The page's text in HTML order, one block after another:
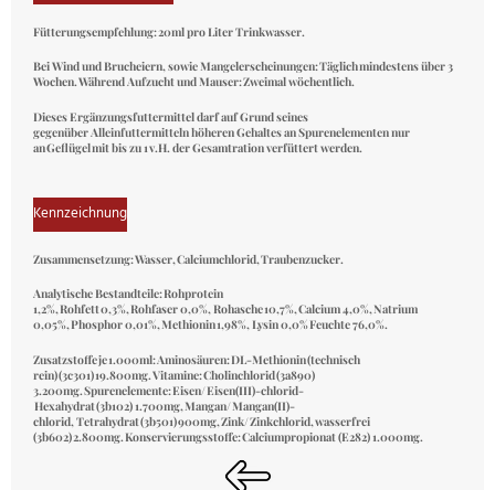
Fütterungsempfehlung:20ml pro Liter Trinkwasser.
Bei Wind und Brucheiern, sowie Mangelerscheinungen:Täglichmindestensüber 3
Wochen.Während Aufzucht und Mauser:Zweimal wöchentlich.
Dieses Ergänzungsfuttermitteldarf auf Grund seines
gegenüberAlleinfuttermitteln höherenGehaltes an Spurenelementen nur
anGeflügelmit bis zu 1v.H. der Gesamtrationverfüttert werden.
Kennzeichnung
Zusammensetzung: Wasser, Calciumchlorid, Traubenzucker.
Analytische Bestandteile: Rohprotein
1,2%, Rohfett 0,3%, Rohfaser 0,0%, Rohasche 10,7%, Calcium 4,0%, Natrium
0,05%, Phosphor 0,01%, Methionin 1,98%, Lysin 0,0% Feuchte 76,0%.
Zusatzstoffe je 1.000ml: Aminosäuren: DL-Methionin (technisch
rein) (3c301) 19.800mg. Vitamine: Cholinchlorid (3a890)
3.200mg. Spurenelemente: Eisen/ Eisen(III)-chlorid-
Hexahydrat (3b102) 1.700mg, Mangan/ Mangan(II)-
chlorid, Tetrahydrat (3b501) 900mg, Zink/ Zinkchlorid, wasserfrei
(3b602) 2.800mg. Konservierungsstoffe: Calciumpropionat (E282) 1.000mg.